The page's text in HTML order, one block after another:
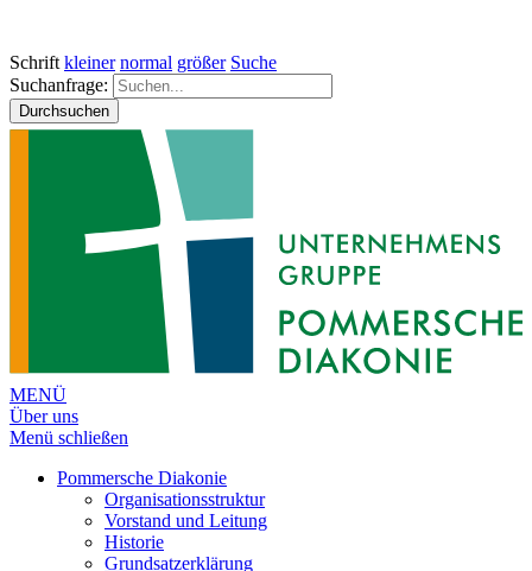
Schrift kleiner normal größer Suche
Suchanfrage:
Durchsuchen
MENÜ
Über uns
Menü schließen
Pommersche Diakonie
Organisationsstruktur
Vorstand und Leitung
Historie
Grundsatzerklärung